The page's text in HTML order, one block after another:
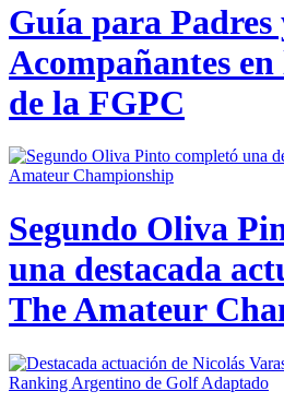
Guía para Padres
Acompañantes
de la FGPC
Segundo Oliva
una destacada
The Amateur